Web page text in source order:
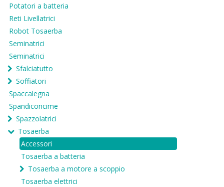
Potatori a batteria
Reti Livellatrici
Robot Tosaerba
Seminatrici
Seminatrici
Sfalciatutto
Soffiatori
Spaccalegna
Spandiconcime
Spazzolatrici
Tosaerba
Accessori
Tosaerba a batteria
Tosaerba a motore a scoppio
Tosaerba elettrici